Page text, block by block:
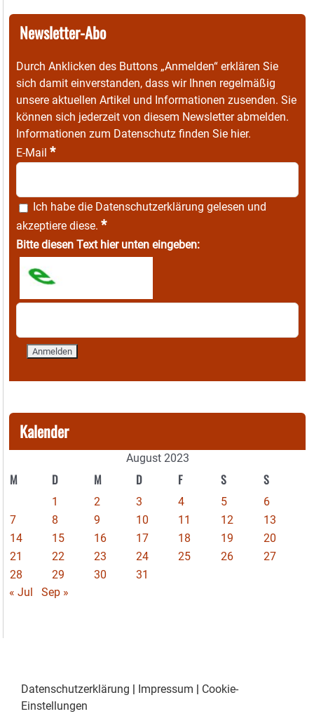
Newsletter-Abo
Durch Anklicken des Buttons „Anmelden“ erklären Sie
sich damit einverstanden, dass wir Ihnen regelmäßig
unsere aktuellen Artikel und Informationen zusenden. Sie
können sich jederzeit von diesem Newsletter abmelden.
Informationen zum Datenschutz finden Sie hier.
E-Mail *
Ich habe die Datenschutzerklärung gelesen und
akzeptiere diese. *
Bitte diesen Text hier unten eingeben:
Kalender
August 2023
M D M D F S S
1 2 3 4 5
6
7
8 9 10 11 12
13
14
15 16 17 18 19
20
21
22 23 24 25 26
27
28
29 30
31
« Jul
Sep »
Datenschutzerklärung Impressum
Cookie-
Einstellungen